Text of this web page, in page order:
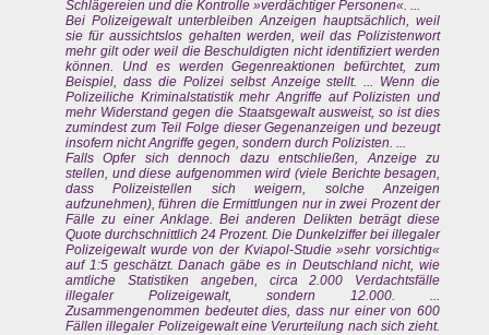
Schlägereien und die Kontrolle »verdächtiger Personen«. ...
Bei Polizeigewalt unterbleiben Anzeigen hauptsächlich, weil
sie für aussichtslos gehalten werden, weil das Polizistenwort
mehr gilt oder weil die Beschuldigten nicht identifiziert werden
können. Und es werden Gegenreaktionen befürchtet, zum
Beispiel, dass die Polizei selbst Anzeige stellt. ... Wenn die
Polizeiliche Kriminalstatistik mehr Angriffe auf Polizisten und
mehr Widerstand gegen die Staatsgewalt ausweist, so ist dies
zumindest zum Teil Folge dieser Gegenanzeigen und bezeugt
insofern nicht Angriffe gegen, sondern durch Polizisten. ...
Falls Opfer sich dennoch dazu entschließen, Anzeige zu
stellen, und diese aufgenommen wird (viele Berichte besagen,
dass Polizeistellen sich weigern, solche Anzeigen
aufzunehmen), führen die Ermittlungen nur in zwei Prozent der
Fälle zu einer Anklage. Bei anderen Delikten beträgt diese
Quote durchschnittlich 24 Prozent. Die Dunkelziffer bei illegaler
Polizeigewalt wurde von der Kviapol-Studie »sehr vorsichtig«
auf 1:5 geschätzt. Danach gäbe es in Deutschland nicht, wie
amtliche Statistiken angeben, circa 2.000 Verdachtsfälle
illegaler Polizeigewalt, sondern 12.000. ...
Zusammengenommen bedeutet dies, dass nur einer von 600
Fällen illegaler Polizeigewalt eine Verurteilung nach sich zieht.